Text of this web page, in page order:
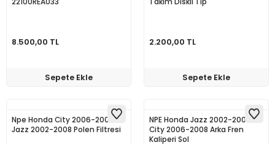
8.500,00 TL
Sepete Ekle
2.200,00 TL
Sepete Ekle
Npe Honda City 2006-2008
Jazz 2002-2008 Polen Filtresi
NPE Honda Jazz 2002-2008
City 2006-2008 Arka Fren
Kaliperi Sol